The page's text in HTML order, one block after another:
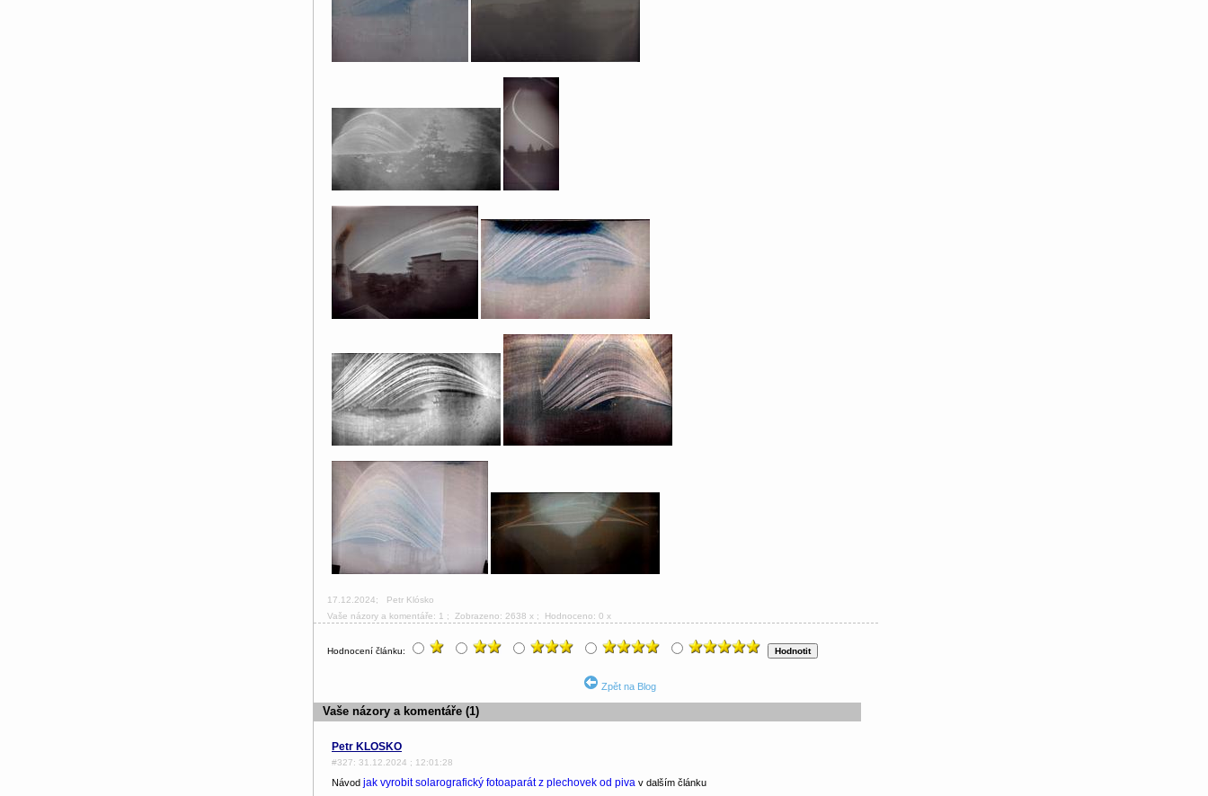
17.12.2024; Petr Klósko
Vaše názory a komentáře: 1 ; Zobrazeno: 2638 x ; Hodnoceno: 0 x
Hodnocení článku:
Zpět na Blog
Vaše názory a komentáře (1)
Petr KLOSKO
#327: 31.12.2024 ; 12:01:28
Návod jak vyrobit solarografický fotoaparát z plechovek od piva v dalším článku